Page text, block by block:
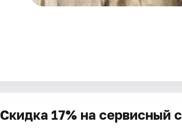
Скидка 17% на сервисный